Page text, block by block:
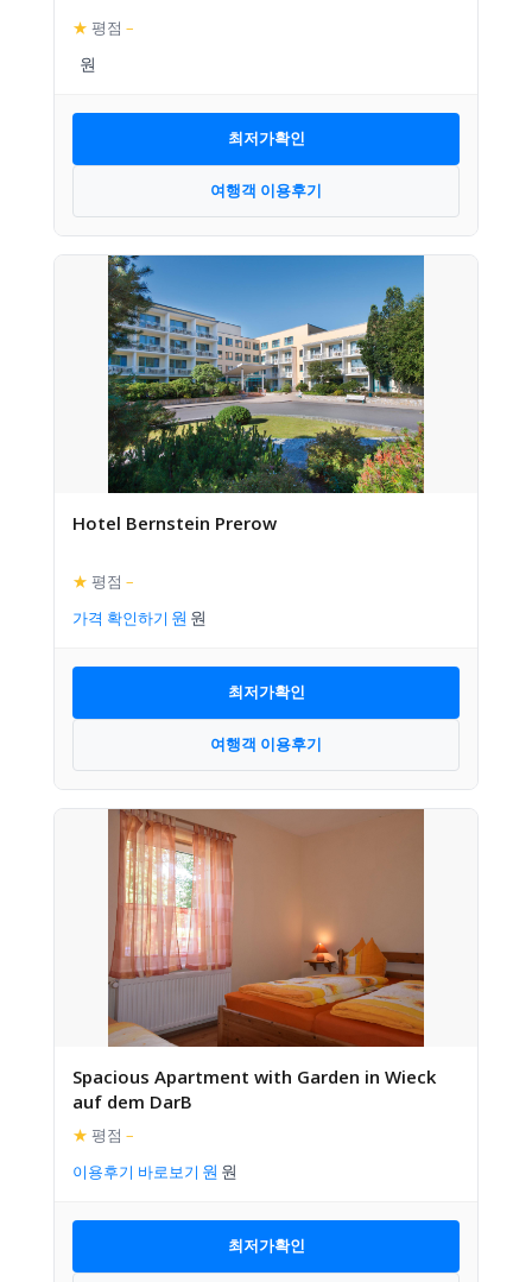
★ 평점 –
최저가확인
여행객 이용후기
Hotel Bernstein Prerow
★ 평점 –
가격 확인하기
최저가확인
여행객 이용후기
Spacious Apartment with Garden in Wieck
auf dem DarB
★ 평점 –
이용후기 바로보기
최저가확인